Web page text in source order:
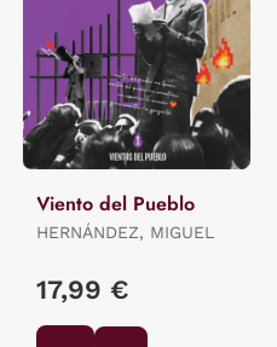
Viento del Pueblo
HERNÁNDEZ, MIGUEL
17,99 €